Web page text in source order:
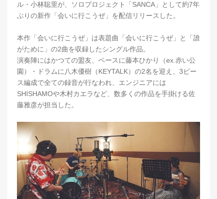
ル・小林聡里が、ソロプロジェクト「SANCA」として約7年
ぶりの新作「会いに行こうぜ」を配信リリースした。
本作「会いに行こうぜ」は表題曲「会いに行こうぜ」と「誰
がために」の2曲を収録したシングル作品。
演奏陣にはかつての盟友、ベースに藤本ひかり（ex.赤い公
園）・ドラムに八木優樹（KEYTALK）の2名を迎え、3ピー
ス編成で全ての録音が行なわれ、エンジニアには
SHISHAMOや木村カエラなど、数多くの作品を手掛ける佐
藤雅彦が担当した。